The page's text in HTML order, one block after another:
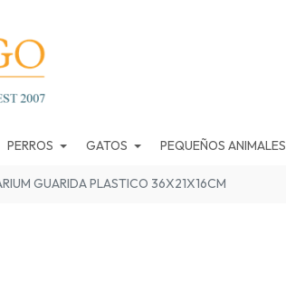
PERROS GATOS PEQUEÑOS ANIMALES
GUARIDA PLASTICO 36X21X16CM